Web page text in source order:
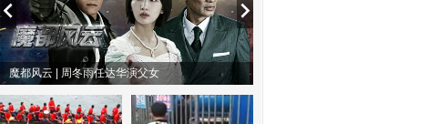
魔都风云 | 周冬雨任达华演父女